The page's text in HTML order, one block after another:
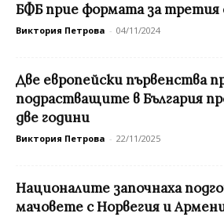
БФБ прие формата за третия
Виктория Петрова - 04/11/2024
Две европейски първенства
подрастващите в България
две години
Виктория Петрова - 22/11/2025
Националите започнаха
мачовете с Норвегия и